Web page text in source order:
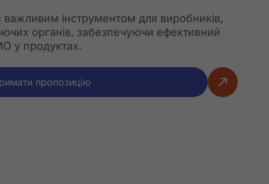
інструментом для виробників,
органів, забезпечуючи ефективний
у продуктах.
пропозицію